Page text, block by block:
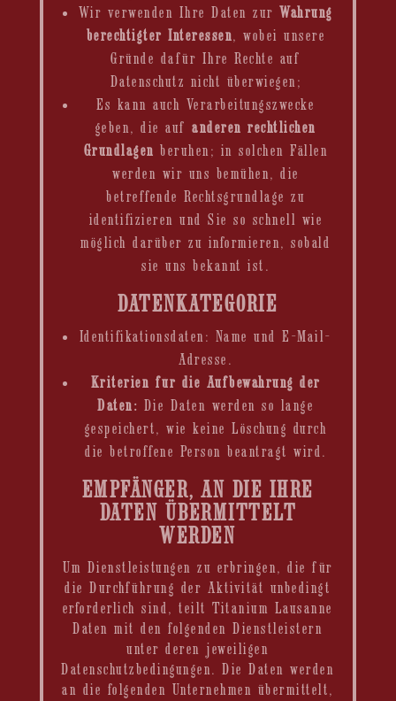
Wir verwenden Ihre Daten zur Wahrung
berechtigter Interessen, wobei unsere
Gründe dafür Ihre Rechte auf
Datenschutz nicht überwiegen;
Es kann auch Verarbeitungszwecke
geben, die aufanderen rechtlichen
Grundlagen beruhen; in solchen Fällen
werden wir uns bemühen, die
betreffende Rechtsgrundlage zu
identifizieren und Sie so schnell wie
möglich darüber zu informieren, sobald
sie uns bekannt ist.
DATENKATEGORIE
Identifikationsdaten: Name und E-Mail-
Adresse.
Kriterien für die Aufbewahrung der
Daten: Die Daten werden so lange
gespeichert, wie keine Löschung durch
die betroffene Person beantragt wird.
EMPFÄNGER, AN DIE IHRE
DATEN ÜBERMITTELT
WERDEN
Um Dienstleistungen zu erbringen, die für
die Durchführung der Aktivität unbedingt
erforderlich sind, teilt Titanium Lausanne
Daten mit den folgenden Dienstleistern
unter deren jeweiligen
Datenschutzbedingungen. Die Daten werden
an die folgenden Unternehmen übermittelt,